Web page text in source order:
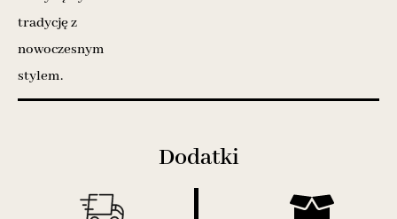
tradycję z
nowoczesnym
stylem.
Dodatki